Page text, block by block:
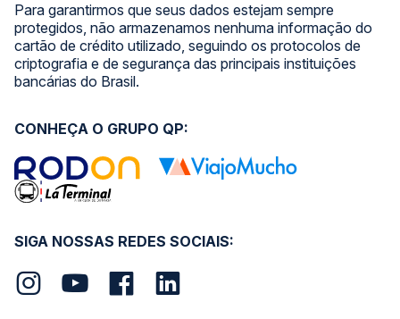
Para garantirmos que seus dados estejam sempre
protegidos, não armazenamos nenhuma informação do
cartão de crédito utilizado, seguindo os protocolos de
criptografia e de segurança das principais instituições
bancárias do Brasil.
SIGA NOSSAS REDES SOCIAIS:
CONHEÇA O GRUPO QP: